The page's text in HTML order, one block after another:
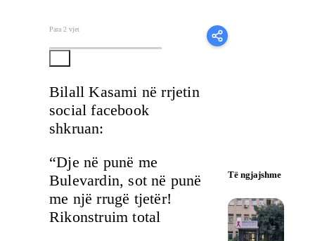
Para 2 vjet
Bilall Kasami në rrjetin
social facebook
shkruan:
“Dje në punë me
Bulevardin, sot në punë
me një rrugë tjetër!
Rikonstruim total
Të ngjajshme